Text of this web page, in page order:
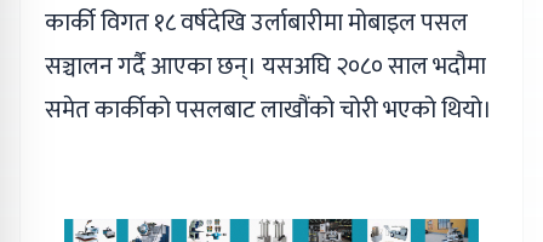
कार्की विगत १८ वर्षदेखि उर्लाबारीमा मोबाइल पसल
सञ्चालन गर्दै आएका छन्। यसअघि २०८० साल भदौमा
समेत कार्कीको पसलबाट लाखौंको चोरी भएको थियो।